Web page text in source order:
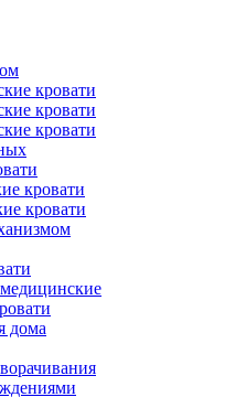
кровати
кровати
кровати
кровати
кровати
дома